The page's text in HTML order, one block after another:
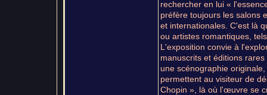
rechercher en lui «
préfère toujours les salons
et internationales. C'est là
ou artistes romantiques,
L'exposition convie à
manuscrits et éditions
une scénographie
permettent au visiteur de
Chopin », là où l'œuvre se